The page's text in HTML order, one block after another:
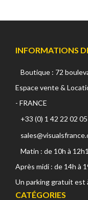
INFORMATIONS
Boutique : 72
Espace vente &
- FRANCE
+33 (0) 1 42 22 02 05
Matin : de 10h à
Après midi : de 14h à
Un parking gratuit est
CATÉGORIES